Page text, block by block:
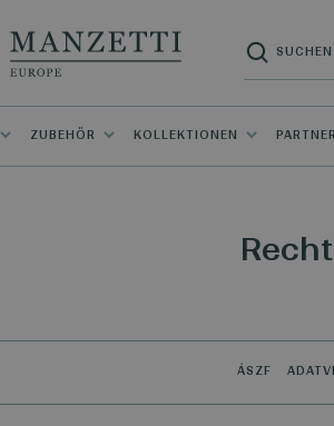
ZUBEHÖR KOLLEKTIONEN
ÁSZF